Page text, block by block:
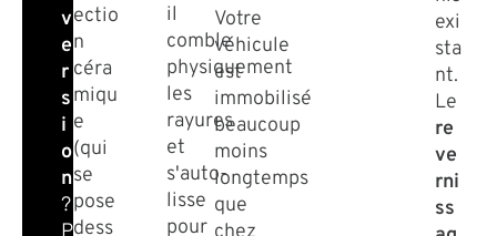
v
e
r
s
i
o
n
?
ectio
n
céra
miqu
e
(qui
se
pose
dess
il
comble
physiquement
les
rayures
et
s'auto-
lisse
pour
Votre
véhicule
est
immobilisé
beaucoup
moins
longtemps
que
exi
sta
nt.
Le
re
ve
rni
ss